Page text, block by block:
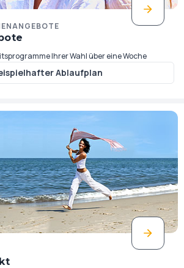
Ihrer Wahl über eine Woche
Ablaufplan